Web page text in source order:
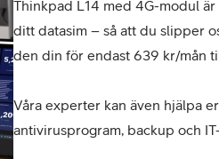
Thinkpad L14 med 4G-modul
ditt datasim – så att du slipper
den din för endast 639 kr/mån
Våra experter kan även hjälpa
antivirusprogram, backup och